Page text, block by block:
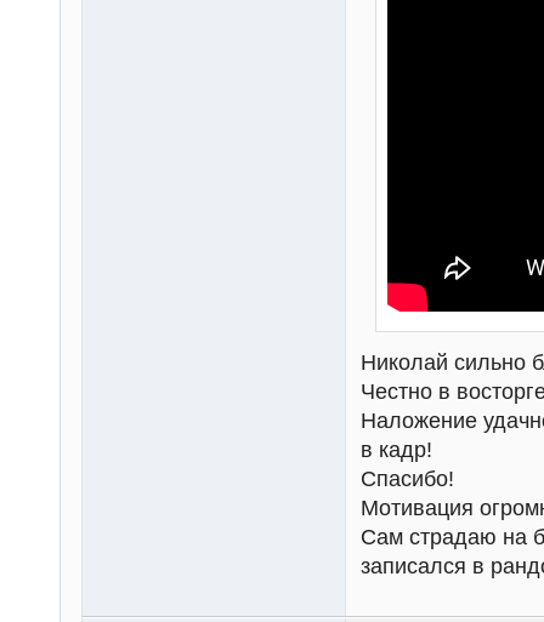
Николай сильно
Честно в
Наложение
в кадр!
Спасибо!
Мотивация
Сам страдаю на
записался в